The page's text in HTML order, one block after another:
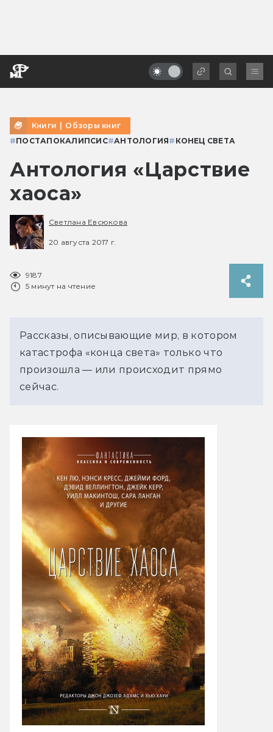
Книги | Обзоры книг
#ПОСТАПОКАЛИПСИС#АНТОЛОГИЯ# КОНЕЦ СВЕТА
Антология «Царствие
хаоса»
Светлана Евсюкова
20 августа 2017 г.
9187
5 минут на чтение
Рассказы, описывающие мир, в котором
катастрофа «конца света» только что
произошла — или происходит прямо
сейчас.